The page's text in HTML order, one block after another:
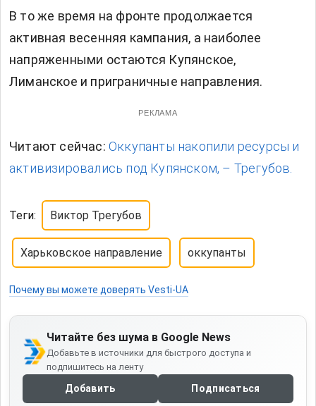
В то же время на фронте продолжается
активная весенняя кампания, а наиболее
напряженными остаются Купянское,
Лиманское и приграничные направления.
РЕКЛАМА
Читают сейчас: Оккупанты накопили ресурсы и
активизировались под Купянском, – Трегубов.
Теги: Виктор Трегубов
Харьковское направление оккупанты
Почему вы можете доверять Vesti-UA
Читайте без шума в Google News
Добавьте в источники для быстрого доступа и
подпишитесь на ленту
Добавить Подписаться